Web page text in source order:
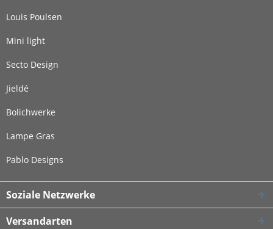
Louis Poulsen
Mini light
Secto Design
Jieldé
Bolichwerke
Lampe Gras
Pablo Designs
Soziale Netzwerke
Versandarten